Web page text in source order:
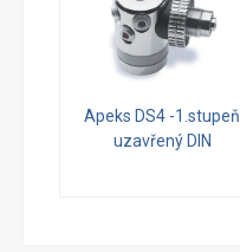
Apeks DS4 -1.stupeň
uzavřený DIN